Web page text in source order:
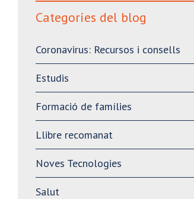
Categories del blog
Coronavirus: Recursos i consells
Estudis
Formació de famílies
Llibre recomanat
Noves Tecnologies
Salut